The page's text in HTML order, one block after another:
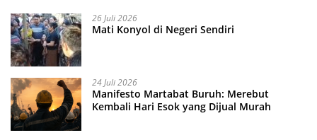
26 Juli 2026
Mati Konyol di Negeri Sendiri
24 Juli 2026
Manifesto Martabat Buruh: Merebut
Kembali Hari Esok yang Dijual Murah